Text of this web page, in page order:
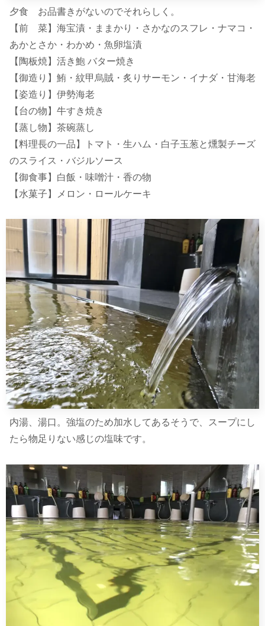
夕食 お品書きがないのでそれらしく。
【前 菜】海宝漬・ままかり・さかなのスフレ・ナマコ・
あかとさか・わかめ・魚卵塩漬
【陶板焼】活き鮑 バター焼き
【御造り】鮪・紋甲烏賊・炙りサーモン・イナダ・甘海老
【姿造り】伊勢海老
【台の物】牛すき焼き
【蒸し物】茶碗蒸し
【料理長の一品】トマト・生ハム・白子玉葱と燻製チーズ
のスライス・バジルソース
【御食事】白飯・味噌汁・香の物
【水菓子】メロン・ロールケーキ
内湯、湯口。強塩のため加水してあるそうで、スープにし
たら物足りない感じの塩味です。